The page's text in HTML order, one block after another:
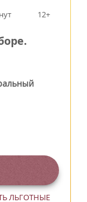
12+
ЛЬГОТНЫЕ